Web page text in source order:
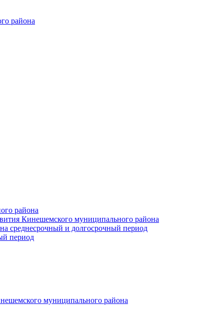
района
района
Кинешемского муниципального района
среднесрочный и долгосрочный период
период
муниципального района